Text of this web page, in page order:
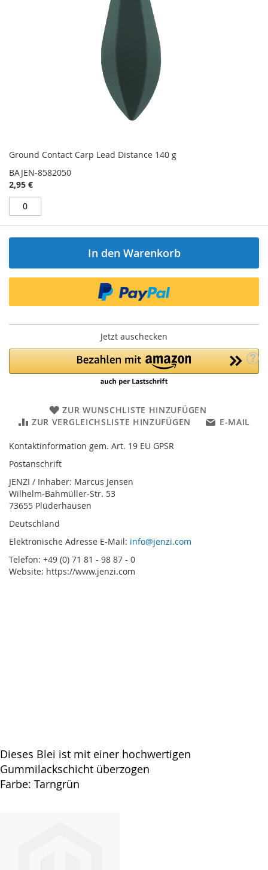
Ground Contact Carp Lead Distance 140 g
BAJEN-8582050
2,95 €
In den Warenkorb
Jetzt auschecken
ZUR WUNSCHLISTE HINZUFÜGEN
ZUR VERGLEICHSLISTE HINZUFÜGEN
E-MAIL
Kontaktinformation gem. Art. 19 EU GPSR
Postanschrift
JENZI / Inhaber: Marcus Jensen
Wilhelm-Bahmüller-Str. 53
73655 Plüderhausen
Deutschland
Elektronische Adresse E-Mail: info@jenzi.com
Telefon: +49 (0) 71 81 - 98 87 - 0
Website: https://www.jenzi.com
Dieses Blei ist mit einer hochwertigen
Gummilackschicht überzogen
Farbe: Tarngrün